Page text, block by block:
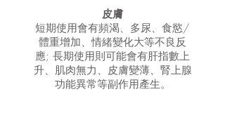
皮膚
短期使用會有頻渴、多尿、 食慾/
體重增加、情緒變化大等不良反
應; 長期使用則可能會有肝指數上
升、 肌肉無力、皮膚變薄、 腎上腺
功能異常等副作用產生。